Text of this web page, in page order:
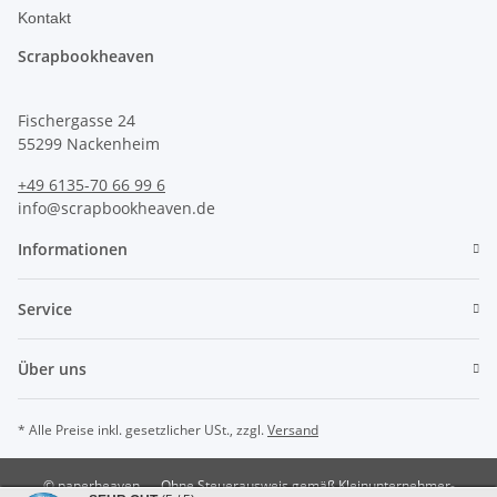
Kontakt
Scrapbookheaven
Fischergasse 24
55299 Nackenheim
+49 6135-70 66 99 6
info@scrapbookheaven.de
Informationen
Service
Über uns
* Alle Preise inkl. gesetzlicher USt., zzgl.Versand
© paperheaven
Ohne Steuerausweis gemäß Kleinunternehmer-